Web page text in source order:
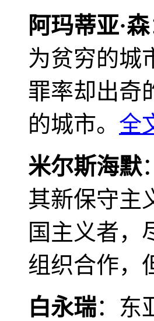
阿玛蒂亚·森
为贫穷的城
罪率却出奇
的城市。 全
米尔斯海默
其新保守主
国主义者，
组织合作，
白永瑞：东